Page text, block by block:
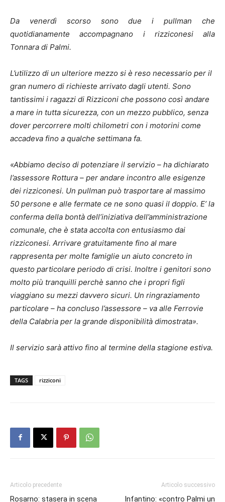
Da venerdì scorso sono due i pullman che
quotidianamente accompagnano i rizziconesi alla
Tonnara di Palmi.
L’utilizzo di un ulteriore mezzo si è reso necessario per il
gran numero di richieste arrivato dagli utenti. Sono
tantissimi i ragazzi di Rizziconi che possono così andare
a mare in tutta sicurezza, con un mezzo pubblico, senza
dover percorrere molti chilometri con i motorini come
accadeva fino a qualche settimana fa.
«Abbiamo deciso di potenziare il servizio – ha dichiarato
l’assessore Rottura – per andare incontro alle esigenze
dei rizziconesi. Un pullman può trasportare al massimo
50 persone e alle fermate ce ne sono quasi il doppio. E’ la
conferma della bontà dell’iniziativa dell’amministrazione
comunale, che è stata accolta con entusiasmo dai
rizziconesi. Arrivare gratuitamente fino al mare
rappresenta per molte famiglie un aiuto concreto in
questo particolare periodo di crisi. Inoltre i genitori sono
molto più tranquilli perchè sanno che i propri figli
viaggiano su mezzi davvero sicuri. Un ringraziamento
particolare – ha concluso l’assessore – va alle Ferrovie
della Calabria per la grande disponibilità dimostrata».
Il servizio sarà attivo fino al termine della stagione estiva.
TAGS rizziconi
Articolo precedente
Rosarno: stasera in scena
Articolo successivo
Infantino: «contro Palmi un